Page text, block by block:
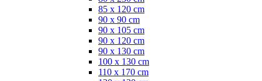
85 x 120 cm
90 x 90 cm
90 x 105 cm
90 x 120 cm
90 x 130 cm
100 x 130 cm
110 x 170 cm